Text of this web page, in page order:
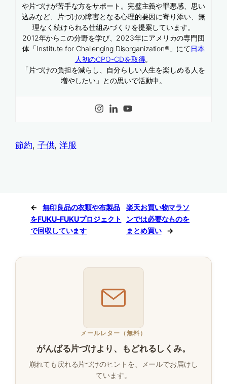
や片づけが苦手な方をサポート。完璧主義や罪悪感、思い
込みなど、片づけの障害となる心理的要因に寄り添い、無
理なく続けられる仕組みづくりを提案しています。
2012年からこの分野を学び、2023年にアメリカの専門団
体「Institute for Challenging Disorganization®」にて日本
人初のCPO-CDを取得。
「片づけの負担を減らし、自分らしい人生を楽しめる人を
増やしたい」との思いで活動中。
節約, 子供, 洋服
←
無印良品の衣類や布製品
をFUKU-FUKUプロジェクト
で回収しています
楽天お買い物マラソ
ンでは必要なものを
まとめ買い
→
メールレター（無料）
がんばる片づけより、もどれるしくみ。
崩れても戻れる片づけのヒントを、メールでお届けし
ています。